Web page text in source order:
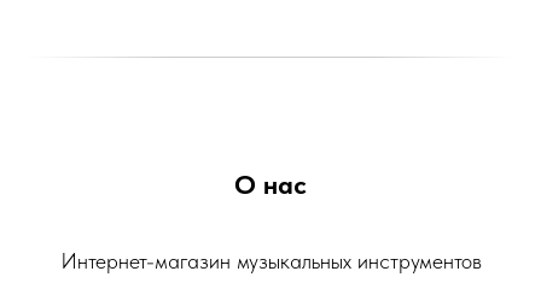
О нас
Интернет-магазин музыкальных инструментов